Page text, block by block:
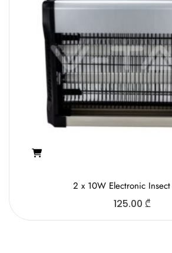
2 x 10W Electronic
125.00 ₾